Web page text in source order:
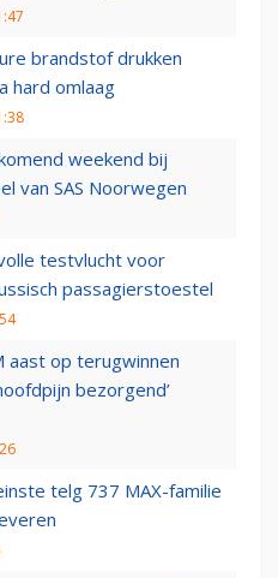
brandstof drukken
hard omlaag
weekend bij
van SAS Noorwegen
testvlucht voor
passagierstoestel
aast op terugwinnen
bezorgend’
telg 737 MAX-familie